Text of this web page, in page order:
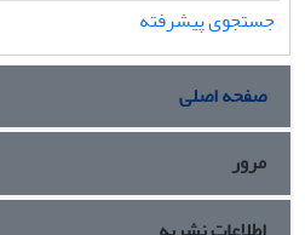
جستجوی پیشرفته
صفحه اصلی
مرور